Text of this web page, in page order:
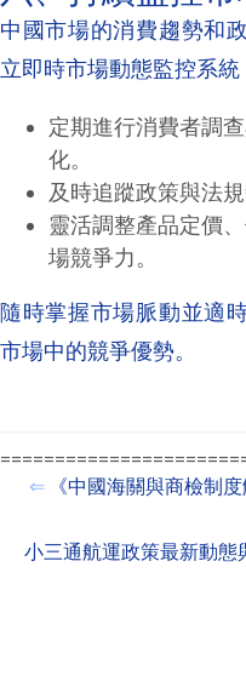
中國市場的消費趨勢和
立即時市場動態監控系統
定期進行消費者調
化。
及時追蹤政策與法
靈活調整產品定價
場競爭力。
隨時掌握市場脈動並適
市場中的競爭優勢。
⇐
《中國海關與商檢制
小三通航運政策最新動